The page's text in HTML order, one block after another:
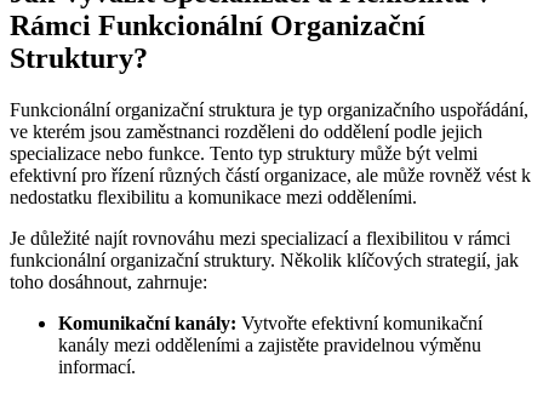
Rámci Funkcionální Organizační
Struktury?
Funkcionální organizační struktura je typ organizačního uspořádání,
ve kterém jsou zaměstnanci rozděleni do oddělení podle jejich
specializace nebo funkce. Tento typ struktury může být velmi
efektivní pro řízení různých částí organizace, ale může rovněž vést k
nedostatku flexibilitu a komunikace mezi odděleními.
Je důležité najít rovnováhu mezi specializací a flexibilitou v rámci
funkcionální organizační struktury. Několik klíčových strategií, jak
toho dosáhnout, zahrnuje:
Komunikační kanály: Vytvořte efektivní komunikační
kanály mezi odděleními a zajistěte pravidelnou výměnu
informací.